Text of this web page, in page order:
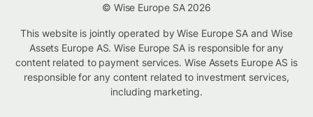
© Wise Europe SA 2026
This website is jointly operated by Wise Europe SA and Wise
Assets Europe AS. Wise Europe SA is responsible for any
content related to payment services. Wise Assets Europe AS is
responsible for any content related to investment services,
including marketing.